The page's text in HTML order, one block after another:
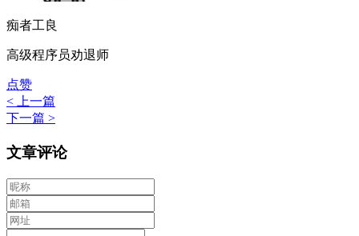
痴者工良
高级程序员劝退师
点赞
< 上一篇
下一篇 >
文章评论